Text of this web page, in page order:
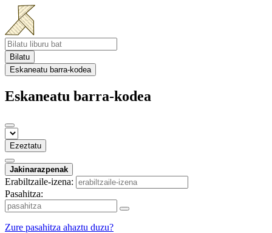
Bilatu
Eskaneatu barra-kodea
Eskaneatu barra-kodea
Ezeztatu
Jakinarazpenak
Erabiltzaile-izena:
Pasahitza:
Zure pasahitza ahaztu duzu?